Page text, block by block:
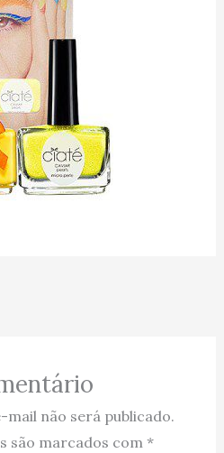
mail não será publicado.
são marcados com *